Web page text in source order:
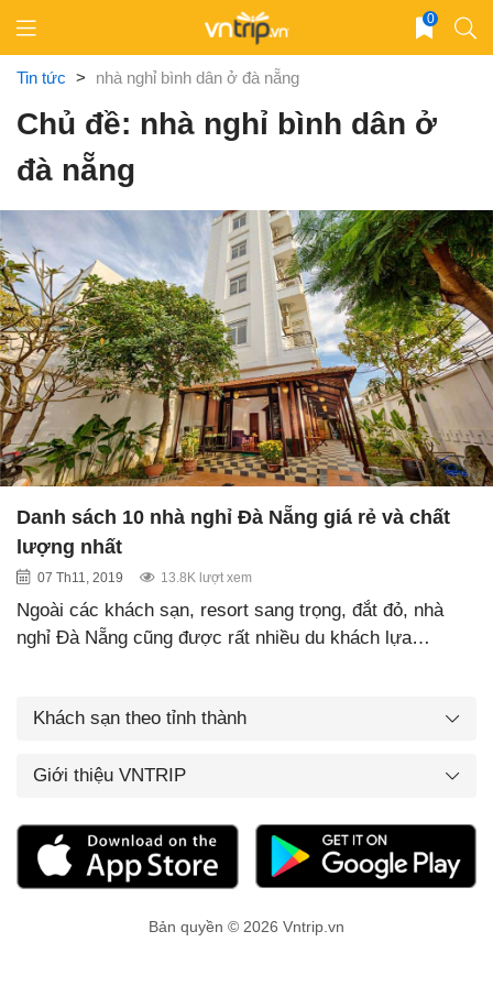
content
0
Tin tức > nhà nghỉ bình dân ở đà nẵng
Chủ đề: nhà nghỉ bình dân ở
đà nẵng
Danh sách 10 nhà nghỉ Đà Nẵng giá rẻ và chất
lượng nhất
07 Th11, 2019 13.8K lượt xem
Ngoài các khách sạn, resort sang trọng, đắt đỏ, nhà
nghỉ Đà Nẵng cũng được rất nhiều du khách lựa…
Khách sạn theo tỉnh thành
Giới thiệu VNTRIP
Bản quyền © 2026 Vntrip.vn